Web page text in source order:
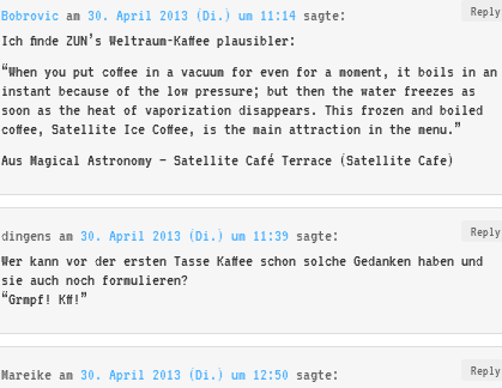
Bobrovic am 30. April 2013 (Di.) um 11:14 sagte: Reply
Ich finde ZUN’s Weltraum-Kaffee plausibler:
“When you put coffee in a vacuum for even for a moment, it boils in an
instant because of the low pressure; but then the water freezes as
soon as the heat of vaporization disappears. This frozen and boiled
coffee, Satellite Ice Coffee, is the main attraction in the menu.”
Aus Magical Astronomy – Satellite Café Terrace (Satellite Cafe)
dingens am 30. April 2013 (Di.) um 11:39 sagte: Reply
Wer kann vor der ersten Tasse Kaffee schon solche Gedanken haben und
sie auch noch formulieren?
“Grmpf! Kff!”
Mareike am 30. April 2013 (Di.) um 12:50 sagte: Reply